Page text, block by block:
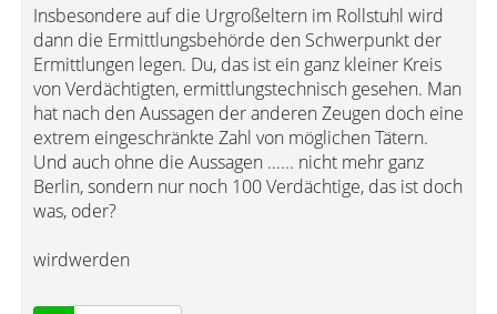
Insbesondere auf die Urgroßeltern im Rollstuhl wird
dann die Ermittlungsbehörde den Schwerpunkt der
Ermittlungen legen. Du, das ist ein ganz kleiner Kreis
von Verdächtigten, ermittlungstechnisch gesehen. Man
hat nach den Aussagen der anderen Zeugen doch eine
extrem eingeschränkte Zahl von möglichen Tätern.
Und auch ohne die Aussagen ...... nicht mehr ganz
Berlin, sondern nur noch 100 Verdächtige, das ist doch
was, oder?
wirdwerden